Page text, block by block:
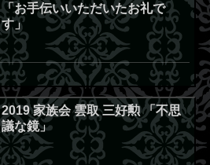
「お手伝いいただいたお礼で
す」
2019 家族会 雲取 三好勲 「不思
議な鏡」